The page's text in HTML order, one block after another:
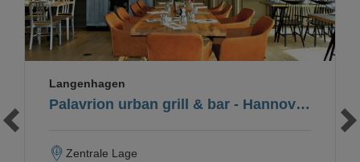
Palavrion urban grill & bar - Hannover Airport
Langenhagen
Zentrale Lage